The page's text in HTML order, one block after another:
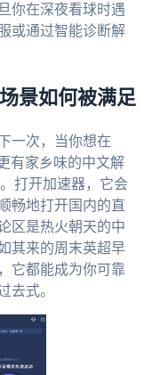
你在深夜看球时遇
或通过智能诊断解
景如何被满足
一次，当你想在
有家乡味的中文解
打开加速器，它会
畅地打开国内的直
区是热火朝天的中
其来的周末英超早
它都能成为你可靠
去式。